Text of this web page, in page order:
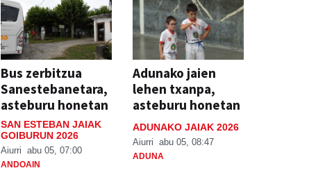
Bus zerbitzua
Sanestebanetara,
asteburu honetan
SAN ESTEBAN JAIAK
GOIBURUN 2026
Aiurri abu 05, 07:00
ANDOAIN
Adunako jaien
lehen txanpa,
asteburu honetan
ADUNAKO JAIAK 2026
Aiurri abu 05, 08:47
ADUNA